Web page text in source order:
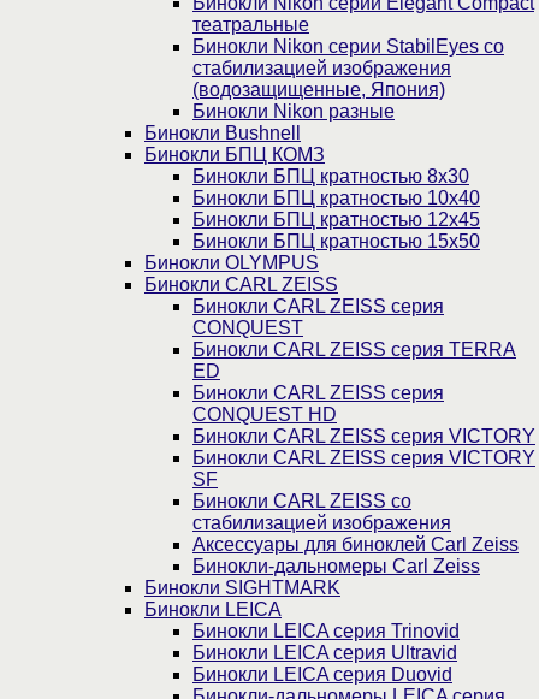
театральные
Бинокли Nikon серии StabilEyes со
стабилизацией изображения
(водозащищенные, Япония)
Бинокли Nikon разные
Бинокли Bushnell
Бинокли БПЦ КОМЗ
Бинокли БПЦ кратностью 8х30
Бинокли БПЦ кратностью 10х40
Бинокли БПЦ кратностью 12х45
Бинокли БПЦ кратностью 15х50
Бинокли OLYMPUS
Бинокли CARL ZEISS
Бинокли CARL ZEISS серия
CONQUEST
Бинокли CARL ZEISS серия TERRA
ED
Бинокли CARL ZEISS серия
CONQUEST HD
Бинокли CARL ZEISS серия VICTORY
Бинокли CARL ZEISS серия VICTORY
SF
Бинокли CARL ZEISS со
стабилизацией изображения
Аксессуары для биноклей Carl Zeiss
Бинокли-дальномеры Carl Zeiss
Бинокли SIGHTMARK
Бинокли LEICA
Бинокли LEICA серия Trinovid
Бинокли LEICA серия Ultravid
Бинокли LEICA серия Duovid